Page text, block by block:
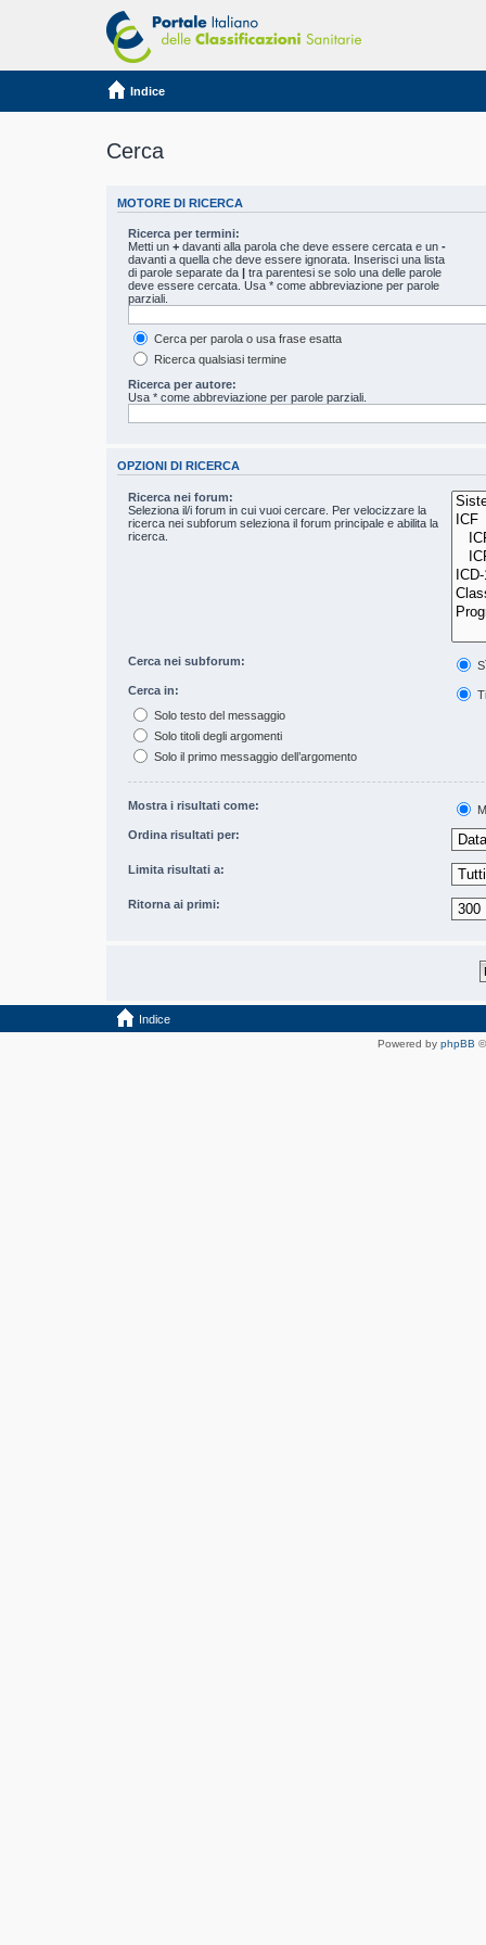
Indice
Cerca
MOTORE DI RICERCA
Ricerca per termini:
Metti un+ davanti alla parola che deve essere cercata e un-
davanti a quella che deve essere ignorata. Inserisci una lista
di parole separate da
tra parentesi se solo una delle parole
deve essere cercata. Usa * come abbreviazione per parole
parziali.
Cerca per parola o usa frase esatta
Ricerca qualsiasi termine
Ricerca per autore:
Usa * come abbreviazione per parole parziali.
OPZIONI DI RICERCA
Ricerca nei forum:
Seleziona il/i forum in cui vuoi cercare. Per velocizzare la
ricerca nei subforum seleziona il forum principale e abilita la
ricerca.
Cerca nei subforum:
Cerca in:
Solo testo del messaggio
Solo titoli degli argomenti
Solo il primo messaggio dell’argomento
Mostra i risultati come:
Ordina risultati per:
Limita risultati a:
Ritorna ai primi:
Indice
Powered by phpBB